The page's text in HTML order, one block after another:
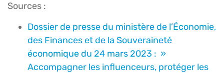
Sources :
Dossier de presse du ministère de l’Économie,
des Finances et de la Souveraineté
économique du 24 mars 2023 : »
Accompagner les influenceurs, protéger les